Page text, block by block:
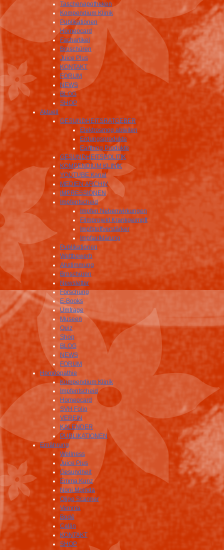
Taschenapotheken
Kompendium Klinik
Publikationen
Homeocard
Fachartikel
Broschüren
Juice Plus
KONTAKT
FORUM
NEWS
BLOG
SHOP
Aktuell
GESUNDHEITSRATGEBER
Elektrosmog ableiten
Erdungsprodukte
Earthing Produkte
GESUNDHEITSPOLITIK
KOMPENDIUM KLINIK
YOUTUBE Kanal
MEDIEN ARCHIV
IMPRESSIONEN
Impfentscheid
Impfen Nebenwirkungen
Filmprojekt Krankgeimpft
Impfstoffverstärker
Impfaufklärung
Publikationen
Wettbewerb
Abstimmung
Broschüren
Newsletter
Forschung
E-Books
Umfrage
Museen
Quiz
Shop
BLOG
NEWS
FORUM
Homöopathie
Kompendium Klinik
Impfentscheid
Homeocard
SVH Folio
VEREIN
KALENDER
PUBLIKATIONEN
Ernährung
Wellness
Juice Plus
Gesundheit
Emma Kunz
Noni Moinda
Oligo Scanner
Vemma
Bodé
Cellin
KONTAKT
SHOP